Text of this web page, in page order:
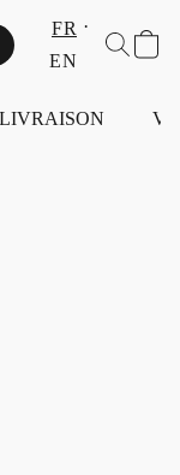
FR
EN
LIVRAISON